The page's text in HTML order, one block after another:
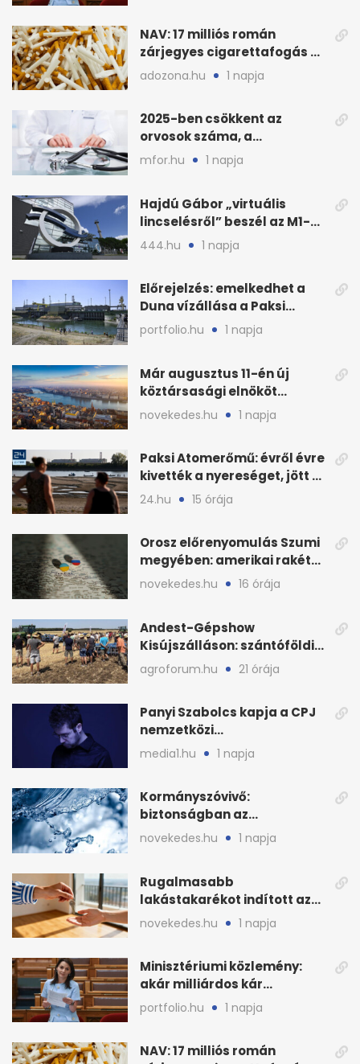
NAV: 17 milliós román
zárjegyes cigarettafogás az
M1-esen
adozona.hu 1 napja
2025-ben csökkent az
orvosok száma, a
háziorvosokra még több
mfor.hu 1 napja
Hajdú Gábor „virtuális
lincselésről” beszél az M1-
ből kirúgása után
444.hu 1 napja
Előrejelzés: emelkedhet a
Duna vízállása a Paksi
Atomerőműnél
portfolio.hu 1 napja
Már augusztus 11-én új
köztársasági elnököt
választhat az Országgyűlés
novekedes.hu 1 napja
Paksi Atomerőmű: évről évre
kivették a nyereséget, jött a
baj
24.hu 15 órája
Orosz előrenyomulás Szumi
megyében: amerikai rakéták
is zsákmányként
novekedes.hu 16 órája
Andest-Gépshow
Kisújszálláson: szántóföldi
bemutató 2026. augusztus
12-én
agroforum.hu 21 órája
Panyi Szabolcs kapja a CPJ
nemzetközi
sajtószabadság-díját
media1.hu 1 napja
Kormányszóvivő:
biztonságban az
ivóvízkészlet, nincs
stratégiai vízhiány
novekedes.hu 1 napja
Rugalmasabb
lakástakarékot indított az
OTP: két köztes kilépéssel
novekedes.hu 1 napja
Minisztériumi közlemény:
akár milliárdos kár
fenyegette Budapest fáit
portfolio.hu 1 napja
NAV: 17 milliós román